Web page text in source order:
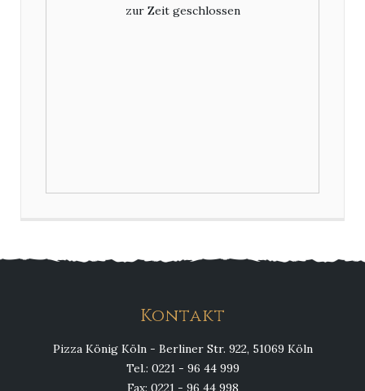
zur Zeit geschlossen
Kontakt
Pizza König Köln - Berliner Str. 922, 51069 Köln
Tel.: 0221 - 96 44 999
Fax: 0221 - 96 44 998